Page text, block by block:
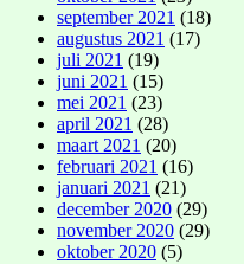
september 2021 (18)
augustus 2021 (17)
juli 2021 (19)
juni 2021 (15)
mei 2021 (23)
april 2021 (28)
maart 2021 (20)
februari 2021 (16)
januari 2021 (21)
december 2020 (29)
november 2020 (29)
oktober 2020 (5)